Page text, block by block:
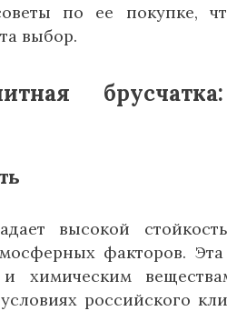
по ее покупке,
выбор.
высокой
факторов.
и химическим
российского